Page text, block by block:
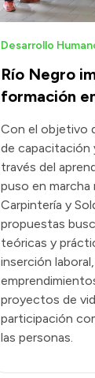
Río Negro
formación
Desarrollo
Con el objetivo
de capacitación
través del
puso en marcha
Carpintería y
propuestas
teóricas y
inserción
proyectos de
participación
las personas.